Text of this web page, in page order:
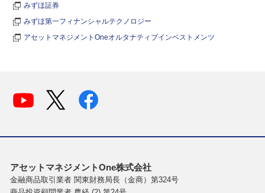
みずほ証券
みずほ第一フィナンシャルテクノロジー
アセットマネジメントOneオルタナティブインベストメンツ
アセットマネジメントOne株式会社
金融商品取引業者 関東財務局長（金商）第324号